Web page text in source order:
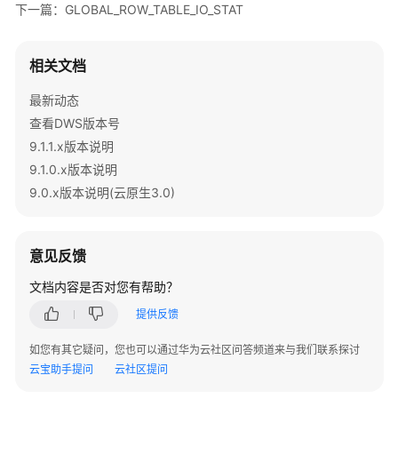
指
最
佳
实
迁
移
步
下一篇：GLOBAL_ROW_TABLE_IO_STAT
相关文档
最新动态
查看DWS版本号
9.1.1.x版本说明
9.1.0.x版本说明
9.0.x版本说明(云原生3.0)
意见反馈
文档内容是否对您有帮助？
提供反馈
如您有其它疑问，您也可以通过华为云社区问答频道来与我们联系探讨
云宝助手提问
云社区提问